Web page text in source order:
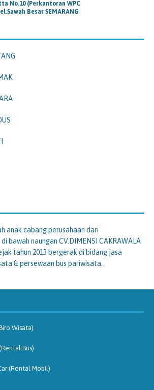
No.10 (Perkantoran WPC
Besar SEMARANG
anak cabang perusahaan dari
bawah naungan CV.DIMENSI CAKRAWALA
tahun 2013 bergerak di bidang jasa
& persewaan bus pariwisata.
Wisata)
Bus)
(Rental Mobil)